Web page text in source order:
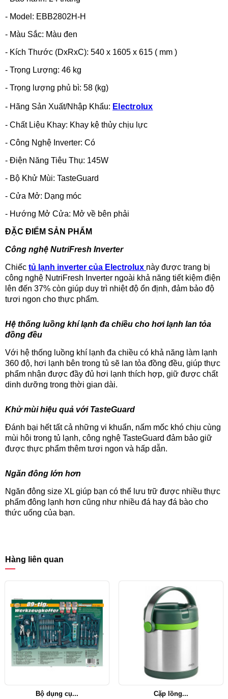
- Model : EBB2802H-H
- Màu Sắc: Màu đen
- Kích Thước (DxRxC): 540 x 1605 x 615 ( mm )
- Trọng Lượng: 46 kg
- Trọng lượng phủ bì: 58 (kg)
- Hãng Sản Xuất/Nhập Khẩu: Electrolux
- Chất Liệu Khay: Khay kệ thủy chịu lực
- Công Nghệ Inverter: Có
- Điện Năng Tiêu Thụ: 145W
- Bộ Khử Mùi: TasteGuard
- Cửa Mở: Dạng móc
- Hướng Mở Cửa: Mở về bên phải
ĐẶC ĐIỂM SẢN PHẨM
Công nghệ NutriFresh Inverter
Chiếc tủ lạnh inverter của Electrolux này được trang bị
công nghệ NutriFresh Inverter ngoài khả năng tiết kiệm điện
lên đến 37% còn giúp duy trì nhiệt độ ổn định, đảm bảo độ
tươi ngon cho thực phẩm.
Hệ thống luồng khí lạnh đa chiều cho hơi lạnh lan tỏa
đồng đều
Với hệ thống luồng khí lạnh đa chiều có khả năng làm lạnh
360 độ, hơi lạnh bên trong tủ sẽ lan tỏa đồng đều, giúp thực
phẩm nhận được đầy đủ hơi lạnh thích hợp, giữ được chất
dinh dưỡng trong thời gian dài.
Khử mùi hiệu quả với TasteGuard
Đánh bại hết tất cả những vi khuẩn, nấm mốc khó chịu cùng
mùi hôi trong tủ lạnh, công nghệ TasteGuard đảm bảo giữ
được thực phẩm thêm tươi ngon và hấp dẫn.
Ngăn đông lớn hơn
Ngăn đông size XL giúp bạn có thể lưu trữ được nhiều thực
phẩm đông lạnh hơn cũng như nhiều đá hay đá bào cho
thức uống của bạn.
Hàng liên quan
Bộ dụng cụ... Cặp lồng...